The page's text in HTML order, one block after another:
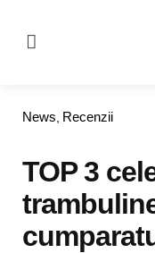
Categories
News Recenzii
TOP 3